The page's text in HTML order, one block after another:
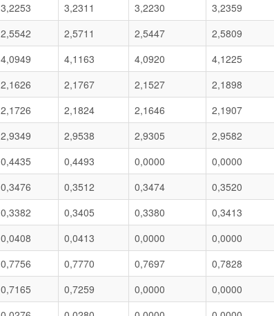
3,2253 3,2311 3,2230
3,2359
2,5542 2,5711 2,5447
2,5809
4,0949 4,1163 4,0920
4,1225
2,1626 2,1767 2,1527
2,1898
2,1726 2,1824 2,1646
2,1907
2,9349 2,9538 2,9305
2,9582
0,4435 0,4493 0,0000
0,0000
0,3476 0,3512 0,3474
0,3520
0,3382 0,3405 0,3380
0,3413
0,0408 0,0413 0,0000
0,0000
0,7756 0,7770 0,7697
0,7828
0,7165 0,7259 0,0000
0,0000